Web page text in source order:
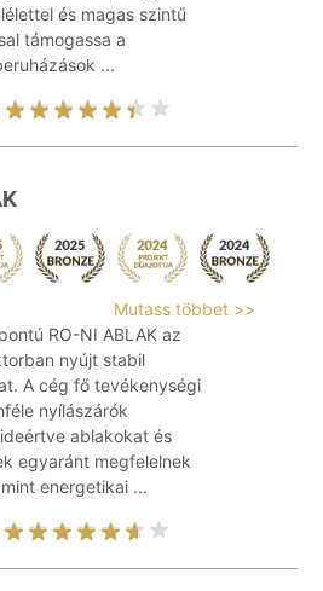
és magas szintű
támogassa a
...
Mutass többet >>
RO-NI ABLAK az
nyújt stabil
A cég fő tevékenységi
nyílászárók
ablakokat és
egyaránt megfelelnek
energetikai ...